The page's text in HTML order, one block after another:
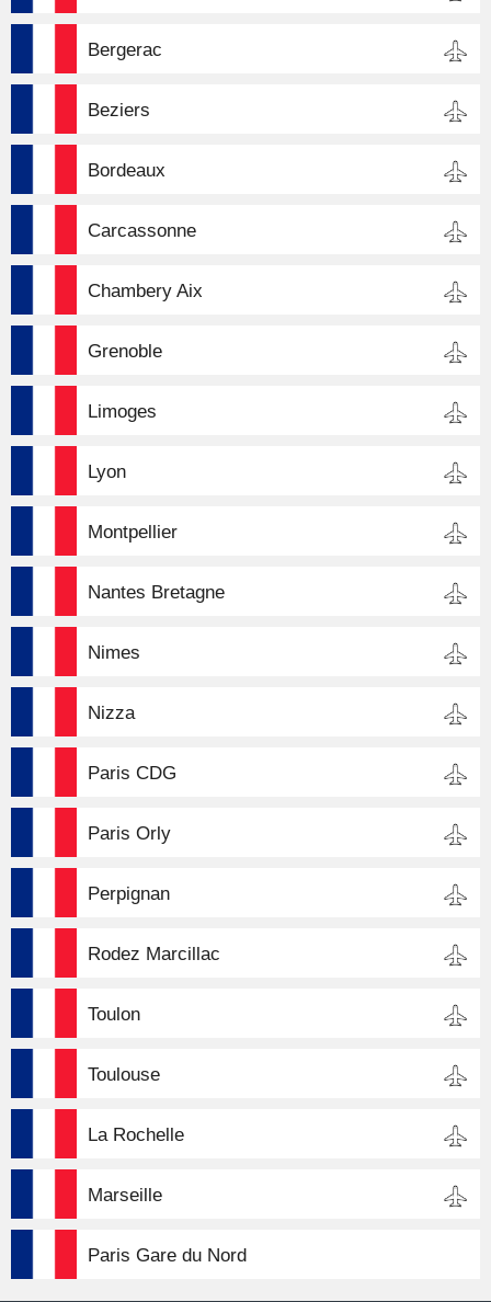
Bergerac
Beziers
Bordeaux
Carcassonne
Chambery Aix
Grenoble
Limoges
Lyon
Montpellier
Nantes Bretagne
Nimes
Nizza
Paris CDG
Paris Orly
Perpignan
Rodez Marcillac
Toulon
Toulouse
La Rochelle
Marseille
Paris Gare du Nord